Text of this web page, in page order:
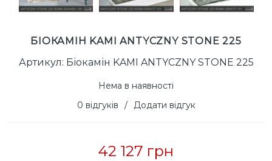
БІОКАМІН KAMI ANTYCZNY STONE 225
Артикул: Біокамін KAMI ANTYCZNY STONE 225
Нема в наявності
0 відгуків
/ Додати відгук
42 127 грн